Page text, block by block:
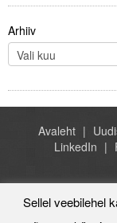
Arhiiv
Avaleht
LinkedIn
Sellel veebilehel